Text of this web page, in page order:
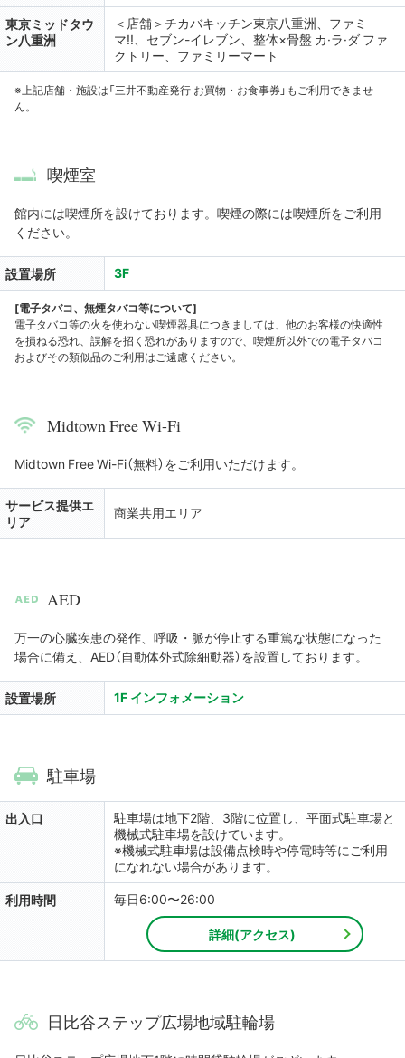
東京ミッドタウ
ン八重洲
＜店舗＞チカバキッチン東京八重洲、ファミ
マ!!、セブン-イレブン、整体×骨盤 カ·ラ·ダ ファ
クトリー、ファミリーマート
※上記店舗・施設は「三井不動産発行 お買物・お食事券」もご利用できませ
ん。
喫煙室
館内には喫煙所を設けております。喫煙の際には喫煙所をご利用
ください。
設置場所 3F
[電子タバコ、無煙タバコ等について]
電子タバコ等の火を使わない喫煙器具につきましては、他のお客様の快適性
を損ねる恐れ、誤解を招く恐れがありますので、喫煙所以外での電子タバコ
およびその類似品のご利用はご遠慮ください。
Midtown Free Wi-Fi
Midtown Free Wi-Fi（無料）をご利用いただけます。
サービス提供エ
リア
商業共用エリア
AED
万一の心臓疾患の発作、呼吸・脈が停止する重篤な状態になった
場合に備え、AED（自動体外式除細動器）を設置しております。
設置場所 1F インフォメーション
駐車場
出入口
駐車場は地下2階、3階に位置し、平面式駐車場と
機械式駐車場を設けています。
※機械式駐車場は設備点検時や停電時等にご利用
になれない場合があります。
利用時間
毎日6:00〜26:00
詳細(アクセス)
日比谷ステップ広場地域駐輪場